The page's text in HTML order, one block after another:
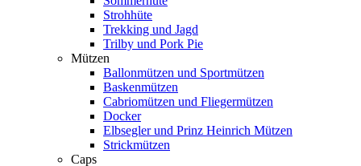
Strohhüte
Trekking und Jagd
Trilby und Pork Pie
Mützen
Ballonmützen und Sportmützen
Baskenmützen
Cabriomützen und Fliegermützen
Docker
Elbsegler und Prinz Heinrich Mützen
Strickmützen
Caps